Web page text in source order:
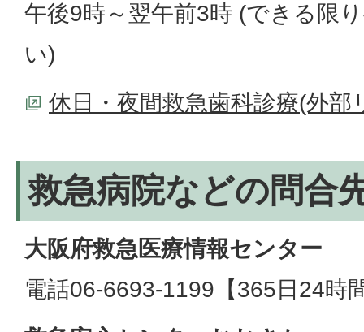
午後9時～翌午前3時 (できる限
い)
休日・夜間救急歯科診療(外部
救急病院などの問合
大阪府救急医療情報センター
電話06-6693-1199【365日24時